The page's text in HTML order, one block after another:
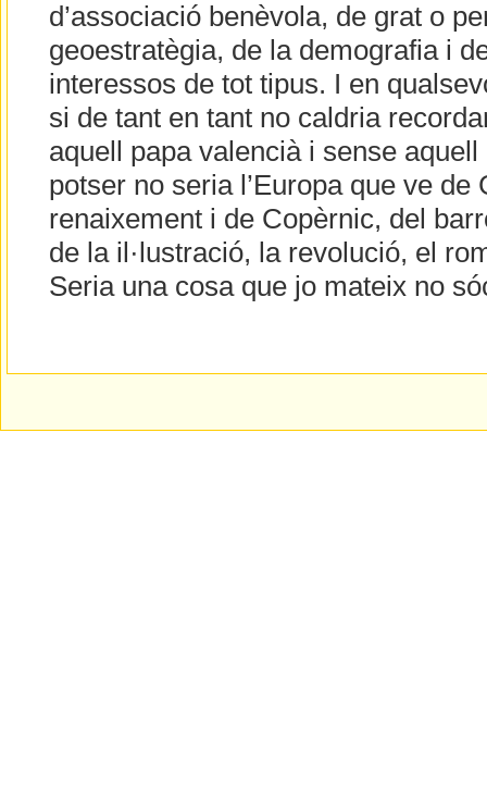
d’associació benèvola, de grat o
geoestratègia, de la demografia i
interessos de tot tipus. I en
si de tant en tant no caldria
aquell papa valencià i sense
potser no seria l’Europa que ve de
renaixement i de Copèrnic, del
de la il·lustració, la revolució, el
Seria una cosa que jo mateix no